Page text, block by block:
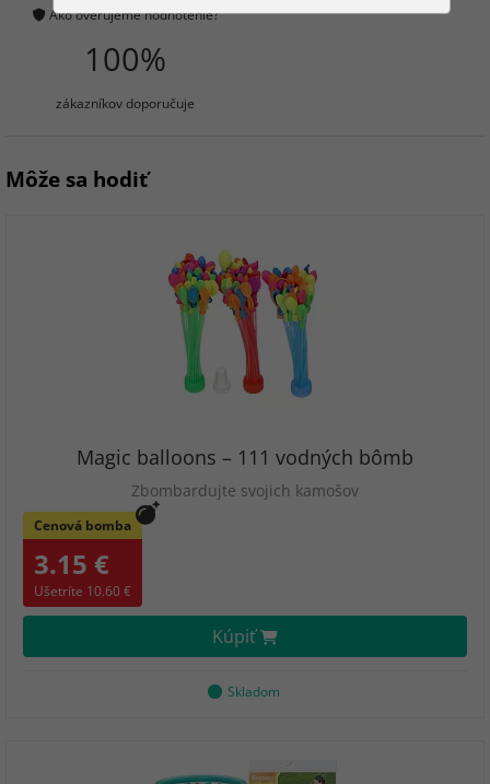
Ako overujeme hodnotenie?
100%
zákazníkov doporučuje
Môže sa hodiť
Magic balloons – 111 vodných bômb
Zbombardujte svojich kamošov
Cenová bomba
3.15 €
Ušetríte 10.60 €
Kúpiť
Skladom